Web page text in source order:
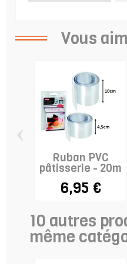
Vous
Ruban PVC
pâtisserie - 20m
6,95 €
10 autres
même